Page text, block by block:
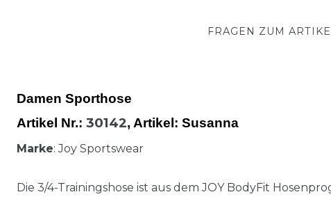
FRAGEN ZUM
Damen Sporthose
Artikel Nr.: 30142, Artikel : Susanna
Marke: Joy Sportswear
Die 3/4-Trainingshose ist aus dem JOY BodyFit